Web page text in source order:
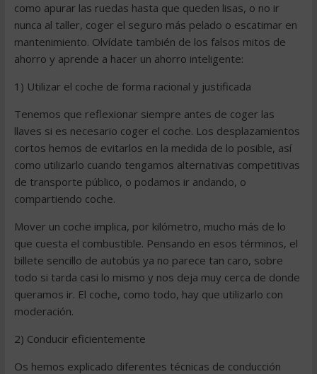
como apurar las ruedas hasta que queden lisas, o no ir
nunca al taller, coger el seguro más pelado o escatimar en
mantenimiento. Olvídate también de los falsos mitos de
ahorro y aprende a hacer un ahorro inteligente:
1) Utilizar el coche de forma racional y justificada
Tenemos que reflexionar siempre antes de coger las
llaves si es necesario coger el coche. Los desplazamientos
cortos hemos de evitarlos en la medida de lo posible, así
como utilizarlo cuando tengamos alternativas competitivas
de transporte público, o podamos ir andando, o
compartiendo coche.
Mover un coche implica, por kilómetro, mucho más de lo
que cuesta el combustible. Pensando en esos términos, el
billete sencillo de autobús ya no parece tan caro, sobre
todo si tarda casi lo mismo y nos deja muy cerca de donde
queramos ir. El coche, como todo, hay que utilizarlo con
moderación.
2) Conducir eficientemente
Os hemos explicado diferentes técnicas de conducción